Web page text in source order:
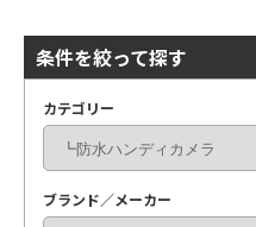
条件を絞って探す
カテゴリー
ブランド／メーカー